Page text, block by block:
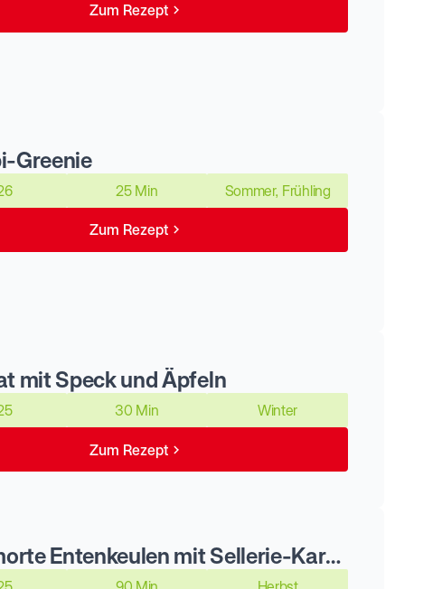
Zum Rezept
Greenie
25 Min Sommer, Frühling
Zum Rezept
mit Speck und Äpfeln
30 Min Winter
Zum Rezept
Geschmorte Entenkeulen mit Sellerie-Kartoffel-Püree und glasierten Möhren